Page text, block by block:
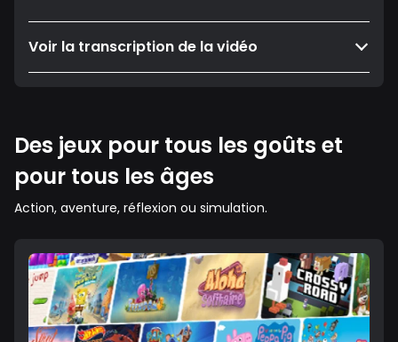
Voir la transcription de la vidéo
Des jeux pour tous les goûts et
pour tous les âges
Action, aventure, réflexion ou simulation.